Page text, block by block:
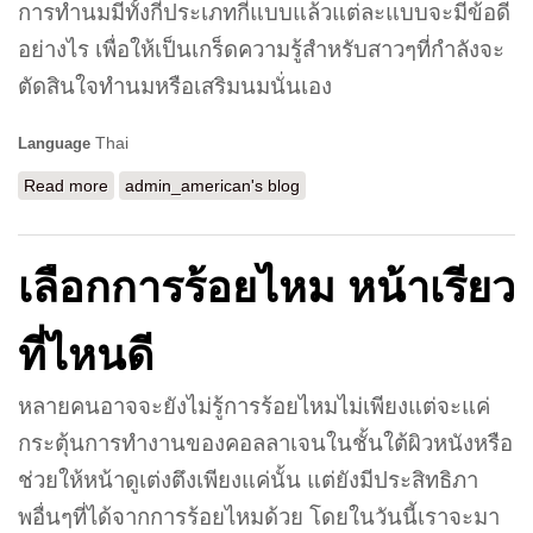
การทำนมมีทั้งกี่ประเภทกี่แบบแล้วแต่ละแบบจะมีข้อดี
อย่างไร เพื่อให้เป็นเกร็ดความรู้สำหรับสาวๆที่กำลังจะ
ตัดสินใจทำนมหรือเสริมนมนั่นเอง
Language Thai
Read more about มาดูกัน ทำนม เสริมนม มีกี่ประเภท
admin_american's blog
เลือกการร้อยไหม หน้าเรียว
ที่ไหนดี
หลายคนอาจจะยังไม่รู้การร้อยไหมไม่เพียงแต่จะแค่
กระตุ้นการทำงานของคอลลาเจนในชั้นใต้ผิวหนังหรือ
ช่วยให้หน้าดูเต่งตึงเพียงแค่นั้น แต่ยังมีประสิทธิภา
พอื่นๆที่ได้จากการร้อยไหมด้วย โดยในวันนี้เราจะมา